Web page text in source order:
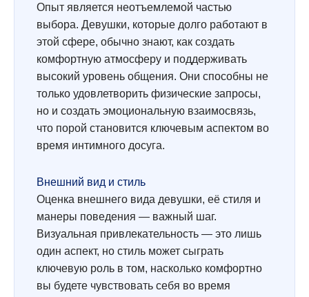
Опыт является неотъемлемой частью
выбора. Девушки, которые долго работают в
этой сфере, обычно знают, как создать
комфортную атмосферу и поддерживать
высокий уровень общения. Они способны не
только удовлетворить физические запросы,
но и создать эмоциональную взаимосвязь,
что порой становится ключевым аспектом во
время интимного досуга.
Внешний вид и стиль
Оценка внешнего вида девушки, её стиля и
манеры поведения — важный шаг.
Визуальная привлекательность — это лишь
один аспект, но стиль может сыграть
ключевую роль в том, насколько комфортно
вы будете чувствовать себя во время